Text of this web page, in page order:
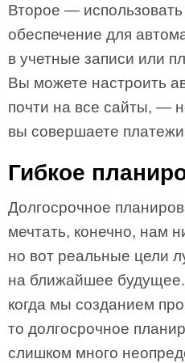
Второе —
обеспечение для
в учетные записи или
Вы можете настроить
почти на все сайты, —
вы совершаете
Гибкое
Долгосрочное
мечтать, конечно, нам
но вот реальные цели
на ближайшее
когда мы созданием
то долгосрочное
слишком много